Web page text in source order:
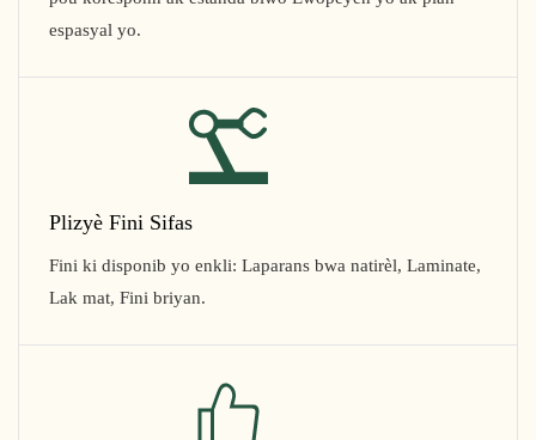
espasyal yo.
Plizyè Fini Sifas
Fini ki disponib yo enkli: Laparans bwa natirèl, Laminate,
Lak mat, Fini briyan.